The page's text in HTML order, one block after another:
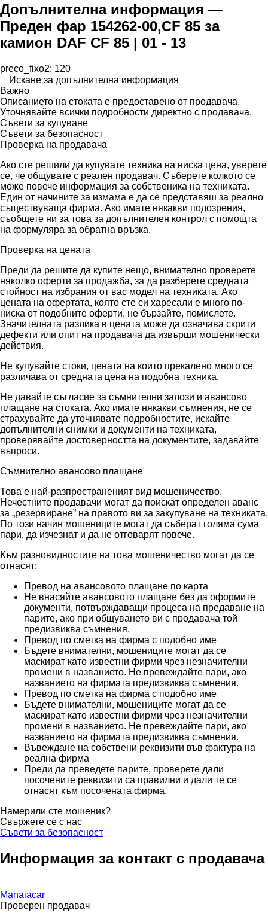
Допълнителна информация —
Преден фар 154262-00,CF 85 за
камион DAF CF 85 | 01 - 13
preco_fixo2: 120
Искане за допълнителна информация
Важно
Описанието на стоката е предоставено от продавача.
Уточнявайте всички подробности директно с продавача.
Съвети за купуване
Съвети за безопасност
Проверка на продавача
Ако сте решили да купувате техника на ниска цена, уверете
се, че общувате с реален продавач. Съберете колкото се
може повече информация за собственика на техниката.
Един от начините за измама е да се представяш за реално
съществуваща фирма. Ако имате някакви подозрения,
съобщете ни за това за допълнителен контрол с помощта
на формуляра за обратна връзка.
Проверка на цената
Преди да решите да купите нещо, внимателно проверете
няколко оферти за продажба, за да разберете средната
стойност на избрания от вас модел на техниката. Ако
цената на офертата, която сте си харесали е много по-
ниска от подобните оферти, не бързайте, помислете.
Значителната разлика в цената може да означава скрити
дефекти или опит на продавача да извърши мошенически
действия.
Не купувайте стоки, цената на които прекалено много се
различава от средната цена на подобна техника.
Не давайте съгласие за съмнителни залози и авансово
плащане на стоката. Ако имате някакви съмнения, не се
страхувайте да уточнявате подробностите, искайте
допълнителни снимки и документи на техниката,
проверявайте достоверността на документите, задавайте
въпроси.
Съмнително авансово плащане
Това е най-разпространеният вид мошеничество.
Нечестните продавачи могат да поискат определен аванс
за „резервиране” на правото ви за закупуване на техниката.
По този начин мошениците могат да съберат голяма сума
пари, да изчезнат и да не отговарят повече.
Към разновидностите на това мошеничество могат да се
отнасят:
Превод на авансовото плащане по карта
Не внасяйте авансовото плащане без да оформите
документи, потвърждаващи процеса на предаване на
парите, ако при общуването ви с продавача той
предизвиква съмнения.
Превод по сметка на фирма с подобно име
Бъдете внимателни, мошениците могат да се
маскират като известни фирми чрез незначителни
промени в названието. Не превеждайте пари, ако
названието на фирмата предизвиква съмнения.
Превод по сметка на фирма с подобно име
Бъдете внимателни, мошениците могат да се
маскират като известни фирми чрез незначителни
промени в названието. Не превеждайте пари, ако
названието на фирмата предизвиква съмнения.
Въвеждане на собствени реквизити във фактура на
реална фирма
Преди да преведете парите, проверете дали
посочените реквизити са правилни и дали те се
отнасят към посочената фирма.
Намерили сте мошеник?
Свържете се с нас
Съвети за безопасност
Информация за контакт с продавача
Manaiacar
Проверен продавач